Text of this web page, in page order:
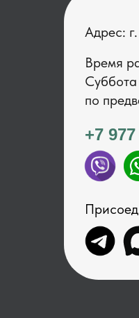
Адрес:
+7
Время
по